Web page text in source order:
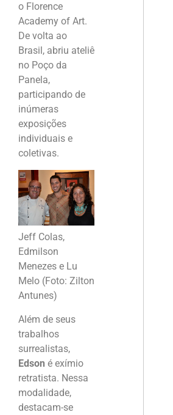
o Florence
Academy of Art.
De volta ao
Brasil, abriu ateliê
no Poço da
Panela,
participando de
inúmeras
exposições
individuais e
coletivas.
Jeff Colas,
Edmilson
Menezes e Lu
Melo (Foto: Zilton
Antunes)
Além de seus
trabalhos
surrealistas,
Edson é exímio
retratista. Nessa
modalidade,
destacam-se